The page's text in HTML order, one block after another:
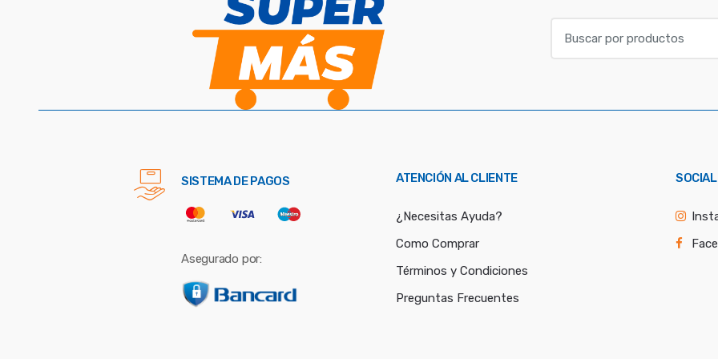
SISTEMA DE PAGOS
Asegurado por:
ATENCIÓN AL CLIENTE
¿Necesitas Ayuda?
Como Comprar
Términos y Condiciones
Preguntas Frecuentes
SOCIAL